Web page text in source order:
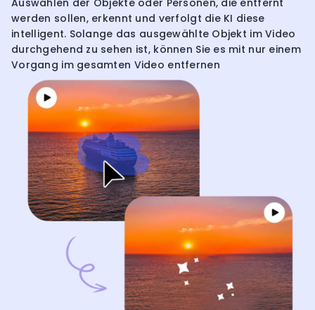
werden sollen, erkennt und verfolgt die KI diese
intelligent. Solange das ausgewählte Objekt im Video
durchgehend zu sehen ist, können Sie es mit nur einem
Vorgang im gesamten Video entfernen